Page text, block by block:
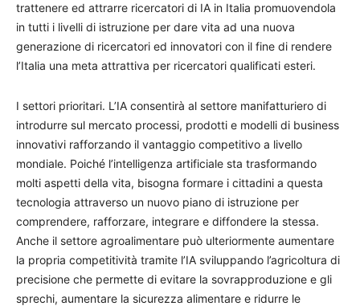
trattenere ed attrarre ricercatori di IA in Italia promuovendola
in tutti i livelli di istruzione per dare vita ad una nuova
generazione di ricercatori ed innovatori con il fine di rendere
l’Italia una meta attrattiva per ricercatori qualificati esteri.
I settori prioritari. L’IA consentirà al settore manifatturiero di
introdurre sul mercato processi, prodotti e modelli di business
innovativi rafforzando il vantaggio competitivo a livello
mondiale. Poiché l’intelligenza artificiale sta trasformando
molti aspetti della vita, bisogna formare i cittadini a questa
tecnologia attraverso un nuovo piano di istruzione per
comprendere, rafforzare, integrare e diffondere la stessa.
Anche il settore agroalimentare può ulteriormente aumentare
la propria competitività tramite l’IA sviluppando l’agricoltura di
precisione che permette di evitare la sovrapproduzione e gli
sprechi, aumentare la sicurezza alimentare e ridurre le